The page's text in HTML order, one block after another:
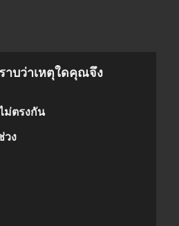
าบว่าเหตุใดคุณจึง
ม่ตรงกัน
วง